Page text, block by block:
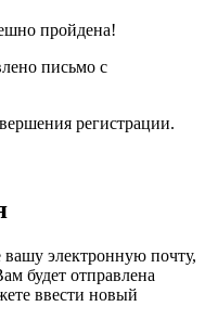
пройдена!
письмо с
регистрации.
вашу электронную почту,
будет отправлена
ввести новый